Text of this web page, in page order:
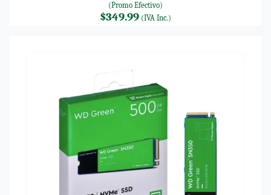
(Promo Efectivo)
$349.99 (IVA Inc.)